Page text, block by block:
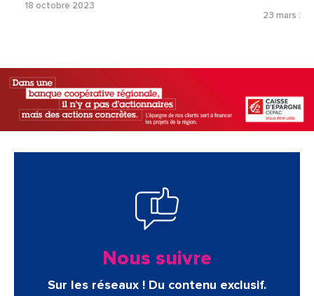
18 octobre 2023
23 mars
Nous suivre
Sur les réseaux ! Du contenu exclusif.